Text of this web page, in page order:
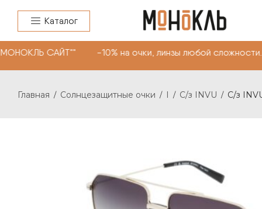
Каталог
САЙТ"" -10% на очки, линзы любой
Главная / Солнцезащитные очки / I / С/з INVU / С/з